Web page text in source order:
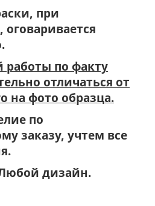
при
работы по факту
отличаться от
на фото образца.
по
заказу, учтем все
дизайн.